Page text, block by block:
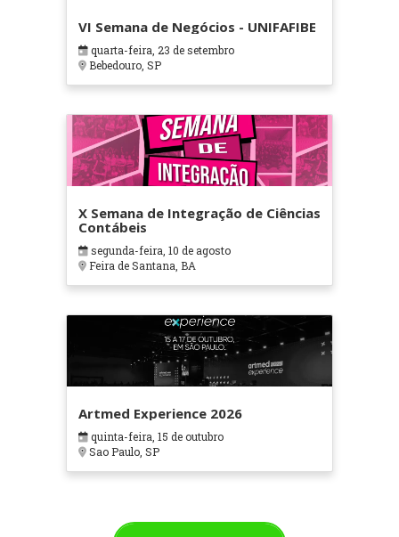
VI Semana de Negócios - UNIFAFIBE
quarta-feira, 23 de setembro
Bebedouro, SP
X Semana de Integração de Ciências
Contábeis
segunda-feira, 10 de agosto
Feira de Santana, BA
Artmed Experience 2026
quinta-feira, 15 de outubro
Sao Paulo, SP